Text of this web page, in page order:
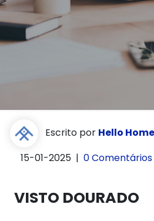
Escrito por Hello
15-01-2025 | 0 Comentários
VISTO DOURADO